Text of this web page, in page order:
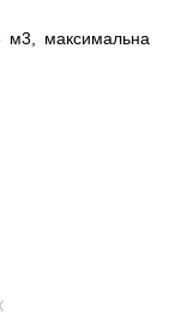
м3, максимальна